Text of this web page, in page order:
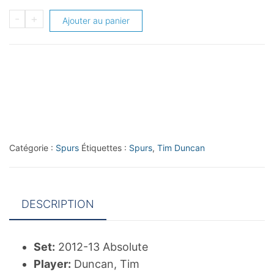
-
quantité
+ Ajouter au panier
Catégorie : Spurs Étiquettes : Spurs, Tim Duncan
DESCRIPTION
Set: 2012-13 Absolute
Player: Duncan, Tim